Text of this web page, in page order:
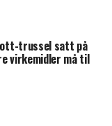
trussel satt på
virkemidler må til